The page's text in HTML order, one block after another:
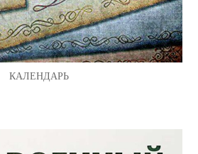
КАЛЕНДАРЬ